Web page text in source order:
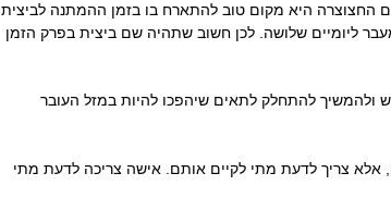
קטנה, כי לא כולם שורדים את הדרך - רק בין 100-200 זירעונים. אמנם החצוצרה היא מקום טוב להתארח בו בזמן ההמתנה לביצית
ליומיים שלושה. לכן חשוב שתהיה שם ביצית בפרק הזמן
ולהמשיך להתחלק לתאים שיהפכו להיות במזל העובר
אלא צריך לדעת מתי לקיים אותם. אישה צריכה לדעת מתי